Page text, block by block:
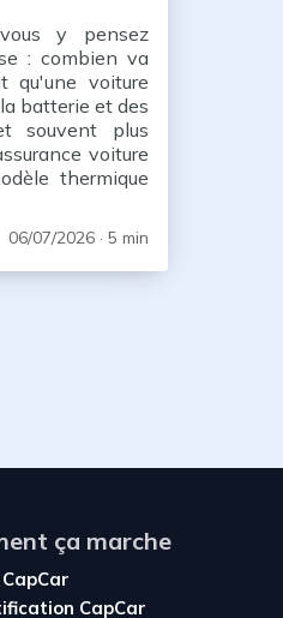
y pensez
: combien va
qu'une voiture
batterie et des
souvent plus
voiture
thermique
06/07/2026 · 5 min
ça marche
CapCar